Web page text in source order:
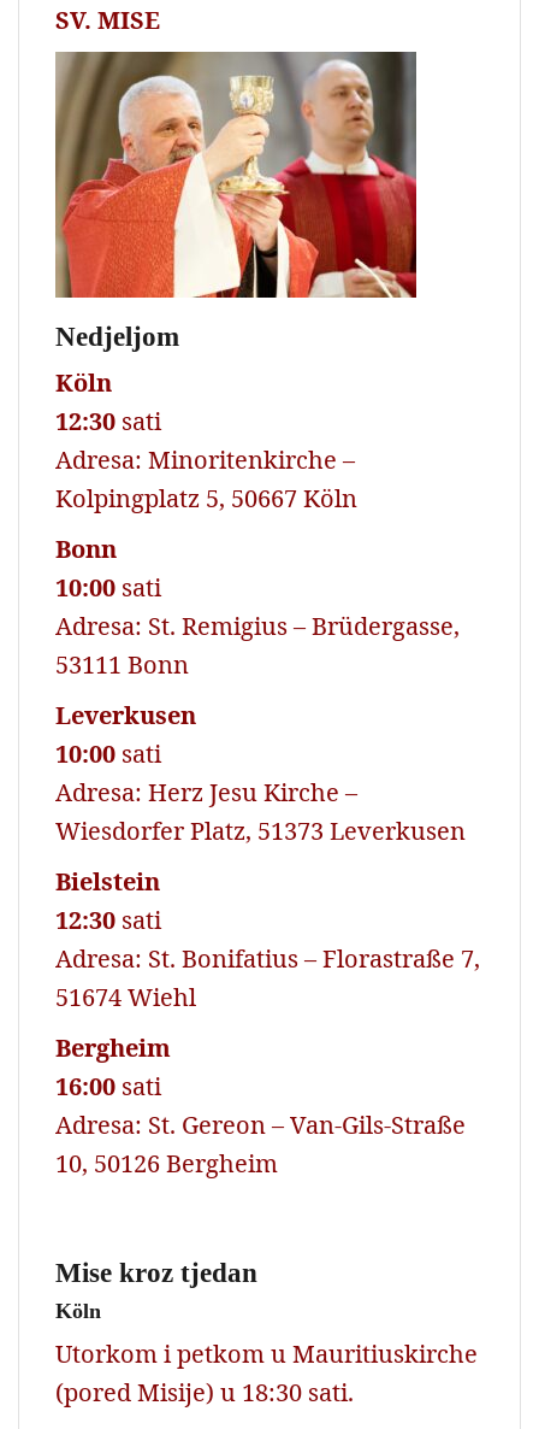
SV. MISE
Nedjeljom
Köln
12:30 sati
Adresa: Minoritenkirche –
Kolpingplatz 5, 50667 Köln
Bonn
10:00 sati
Adresa: St. Remigius – Brüdergasse,
53111 Bonn
Leverkusen
10:00 sati
Adresa: Herz Jesu Kirche –
Wiesdorfer Platz, 51373 Leverkusen
Bielstein
12:30 sati
Adresa: St. Bonifatius – Florastraße 7,
51674 Wiehl
Bergheim
16:00 sati
Adresa: St. Gereon – Van-Gils-Straße
10, 50126 Bergheim
Mise kroz tjedan
Köln
Utorkom i petkom u Mauritiuskirche
(pored Misije) u 18:30 sati.